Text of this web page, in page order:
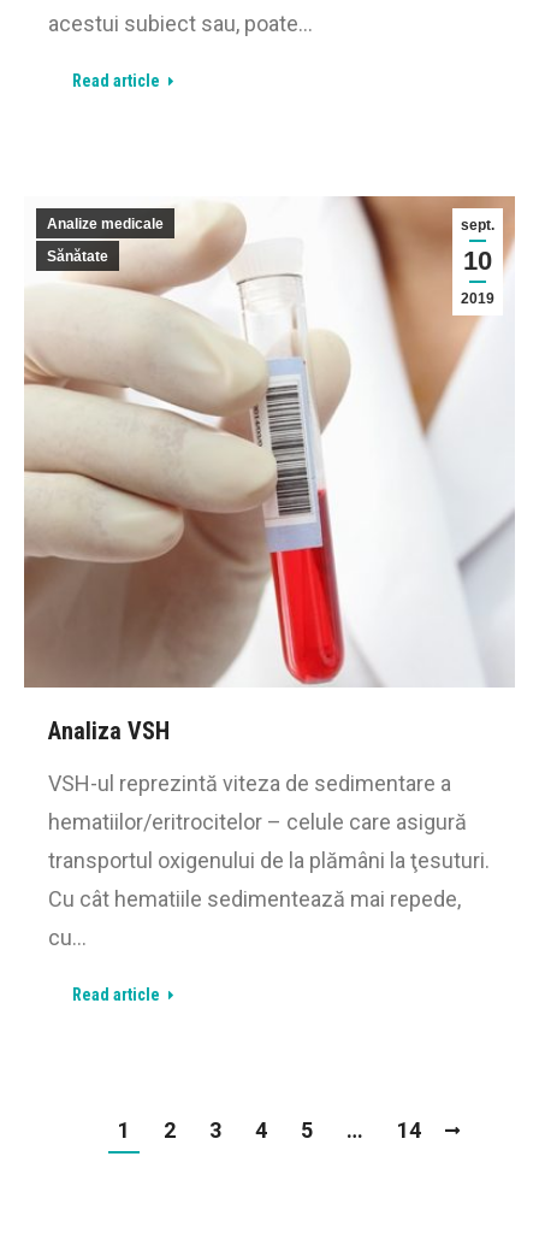
acestui subiect sau, poate…
Read article
sept.
10
2019
Analize medicale
Sănătate
Analiza VSH
VSH-ul reprezintă viteza de sedimentare a
hematiilor/eritrocitelor – celule care asigură
transportul oxigenului de la plămâni la ţesuturi.
Cu cât hematiile sedimentează mai repede,
cu…
Read article
1 2 3 4 5 … 14